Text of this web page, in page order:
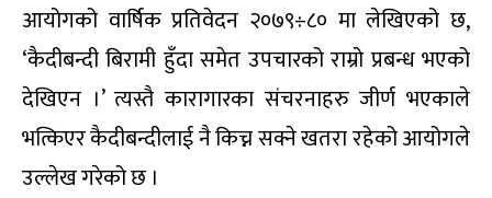
आयोगको वार्षिक प्रतिवेदन २०७९÷८० मा लेखिएको छ,
‘कैदीबन्दी बिरामी हुँदा समेत उपचारको राम्रो प्रबन्ध भएको
देखिएन ।’ त्यस्तै कारागारका संचरनाहरु जीर्ण भएकाले
भत्किएर कैदीबन्दीलाई नै किच्न सक्ने खतरा रहेको आयोगले
उल्लेख गरेको छ ।